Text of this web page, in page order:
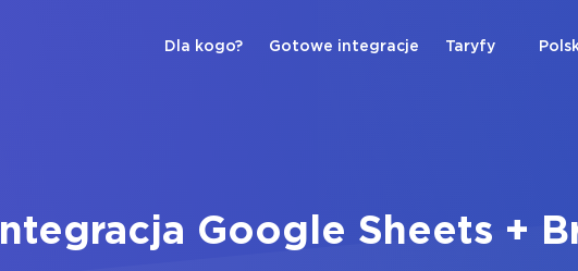
Dla kogo? Gotowe integracje Taryfy
Integracja Google Sheets +